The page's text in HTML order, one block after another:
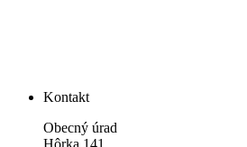
Kontakt
Obecný úrad